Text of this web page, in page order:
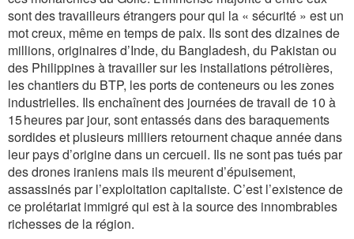
sont des travailleurs étrangers pour qui la « sécurité » est un
mot creux, même en temps de paix. Ils sont des dizaines de
millions, originaires d’Inde, du Bangladesh, du Pakistan ou
des Philippines à travailler sur les installations pétrolières,
les chantiers du BTP, les ports de conteneurs ou les zones
industrielles. Ils enchaînent des journées de travail de 10 à
15 heures par jour, sont entassés dans des baraquements
sordides et plusieurs milliers retournent chaque année dans
leur pays d’origine dans un cercueil. Ils ne sont pas tués par
des drones iraniens mais ils meurent d’épuisement,
assassinés par l’exploitation capitaliste. C’est l’existence de
ce prolétariat immigré qui est à la source des innombrables
richesses de la région.